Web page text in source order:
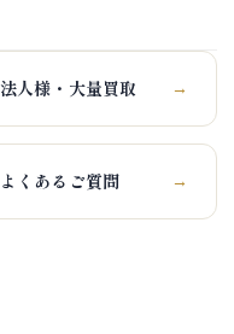
法人様・大量買取 →
よくあるご質問 →